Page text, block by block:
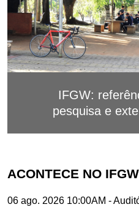
IFGW:
pesquisa e
ACONTECE NO IFGW
06 ago. 2026 10:00AM -